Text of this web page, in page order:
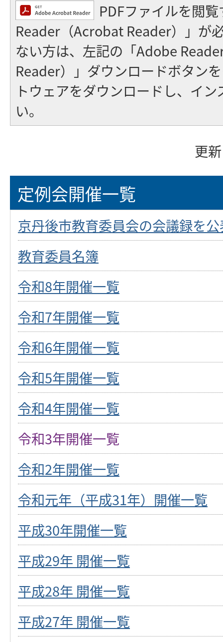
PDFファイルを閲
Reader（Acrobat Reader）」が
ない方は、左記の「Adobe
Reader）」ダウンロードボタン
トウェアをダウンロードし、イ
い。
更
定例会開催一覧
京丹後市教育委員会の会議録を
教育委員名簿
令和8年開催一覧
令和7年開催一覧
令和6年開催一覧
令和5年開催一覧
令和4年開催一覧
令和3年開催一覧
令和2年開催一覧
令和元年（平成31年）開催一覧
平成30年開催一覧
平成29年 開催一覧
平成28年 開催一覧
平成27年 開催一覧